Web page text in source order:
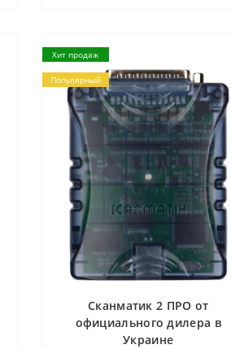
Хит продаж
Популярный
Сканматик 2 ПРО от
официального дилера в
Украине